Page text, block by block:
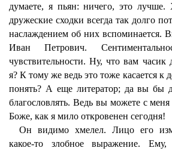
думаете, я пьян: ничего, это лучше.
дружеские сходки всегда так долго
наслаждением об них вспоминается.
Иван Петрович.
чувствительности. Ну, что вам часик
я? К тому же ведь это тоже касается к
понять? А еще литератор; да вы бы
благословлять. Ведь вы можете с
Боже, как я мило откровенен сегодня!
Он видимо хмелел. Лицо его
какое-то злобное выражение. Ему,